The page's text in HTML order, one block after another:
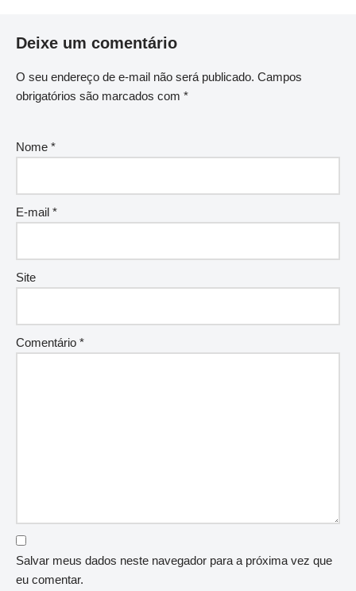
Deixe um comentário
O seu endereço de e-mail não será publicado. Campos
obrigatórios são marcados com *
Nome *
E-mail *
Site
Comentário *
Salvar meus dados neste navegador para a próxima vez que
eu comentar.